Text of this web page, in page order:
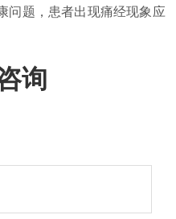
问题，患者出现痛经现象应
询